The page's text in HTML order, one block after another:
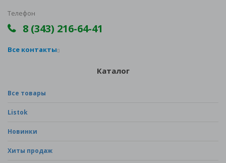
Телефон
8 (343) 216-64-41
Все контакты
Каталог
Все товары
Listok
Новинки
Хиты продаж